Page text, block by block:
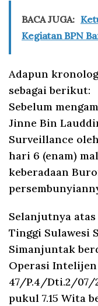
BACA JUGA:
Kegiatan BPN
Adapun
sebagai berikut:
Sebelum
Jinne Bin
Surveillance
hari 6 (enam)
keberadaan
Selanjutnya
Tinggi Sulawesi
Simanjuntak
Operasi
47/P.4/Dti.2/07/
pukul 7.15 Wita